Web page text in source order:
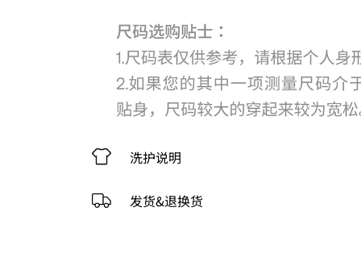
洗护说明
发货&退换货